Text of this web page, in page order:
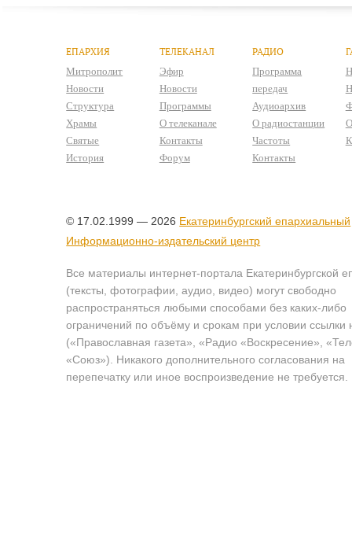
ЕПАРХИЯ
Митрополит
Новости
Структура
Храмы
Святые
История
ТЕЛЕКАНАЛ
Эфир
Новости
Программы
О телеканале
Контакты
Форум
РАДИО
Программа
передач
Аудиоархив
О радиостанции
Частоты
Контакты
© 17.02.1999 — 2026 Екатеринбургский епархиальный
Информационно-издательский центр
Все материалы интернет-портала Екатеринбургской
(тексты, фотографии, аудио, видео) могут свободно
распространяться любыми способами без каких-либо
ограничений по объёму и срокам при условии ссылки
(«Православная газета», «Радио «Воскресение»,
«Союз»). Никакого дополнительного согласования на
перепечатку или иное воспроизведение не требуется.